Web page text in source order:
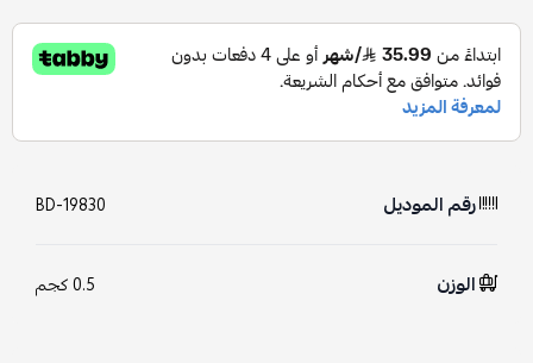
رقم الموديل BD-19830
الوزن 0.5 كجم